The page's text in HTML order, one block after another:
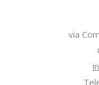
via